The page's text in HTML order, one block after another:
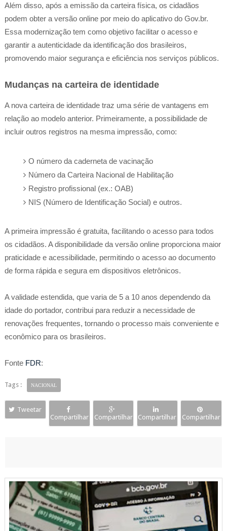
Além disso, após a emissão da carteira física, os cidadãos
podem obter a versão online por meio do aplicativo do Gov.br.
Essa modernização tem como objetivo facilitar o acesso e
garantir a autenticidade da identificação dos brasileiros,
promovendo maior segurança e eficiência nos serviços públicos.
Mudanças na carteira de identidade
A nova carteira de identidade traz uma série de vantagens em
relação ao modelo anterior. Primeiramente, a possibilidade de
incluir outros registros na mesma impressão, como:
O número da caderneta de vacinação
Número da Carteira Nacional de Habilitação
Registro profissional (ex.: OAB)
NIS (Número de Identificação Social) e outros.
A primeira impressão é gratuita, facilitando o acesso para todos
os cidadãos. A disponibilidade da versão online proporciona maior
praticidade e acessibilidade, permitindo o acesso ao documento
de forma rápida e segura em dispositivos eletrônicos.
A validade estendida, que varia de 5 a 10 anos dependendo da
idade do portador, contribui para reduzir a necessidade de
renovações frequentes, tornando o processo mais conveniente e
econômico para os brasileiros.
Fonte FDR:
Tags : NACIONAL
Tweetar
Compartilhar
Compartilhar Compartilhar Compartilhar